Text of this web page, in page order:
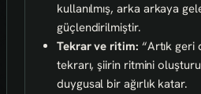
kullanılmış, arka arkaya
güçlendirilmiştir.
Tekrar ve ritim: “Artık geri
tekrarı, şiirin ritmini
duygusal bir ağırlık katar.